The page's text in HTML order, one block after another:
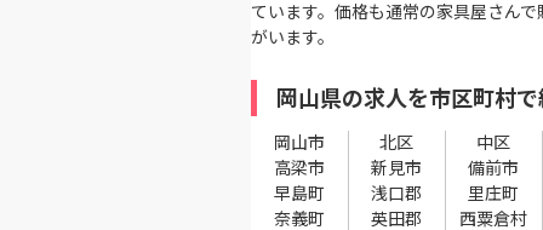
ています。価格も通常の家具屋さん
がいます。
岡山県の求人を市区町村
岡山市 北区
中区
高梁市
新見市
備前市
早島町
浅口郡
里庄町
奈義町
英田郡 西粟倉村